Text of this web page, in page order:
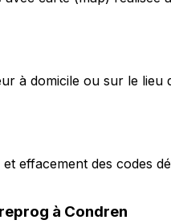
à domicile ou sur le
effacement des codes
à Condren